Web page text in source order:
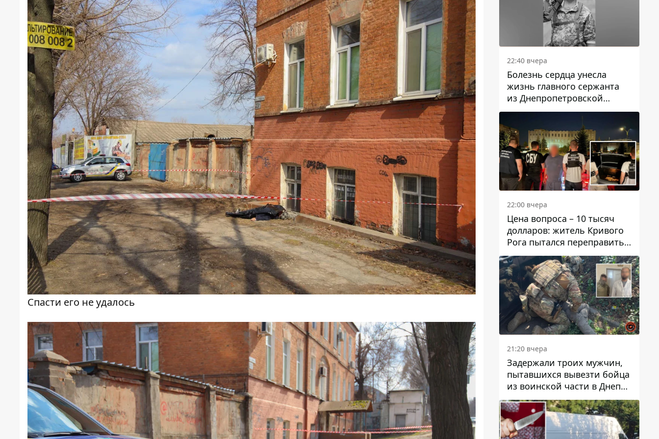
Спасти его не удалось
22:40 вчера
Болезнь сердца унесла
жизнь главного сержанта
из Днепропетровской
области Юрия Свистуна
22:00 вчера
Цена вопроса – 10 тысяч
долларов: житель Кривого
Рога пытался переправить
мужчину в Словакию
21:20 вчера
Задержали троих мужчин,
пытавшихся вывезти бойца
из воинской части в Днепр
за 7 тысяч долларов: среди
них был врач